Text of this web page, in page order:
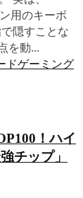
用のキーボ
隠すことな
を動...
ドゲーミング
！ハイ
チップ」